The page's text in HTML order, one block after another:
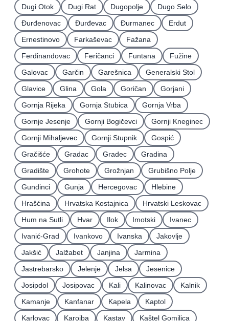
Dugi Otok
Dugi Rat Dugopolje
Dugo Selo
Ðurđenovac
Ðurđevac Ðurmanec
Erdut
Ernestinovo
Farkaševac
Fažana
Ferdinandovac
Feričanci Funtana
Fužine
Galovac
Garčin Garešnica
Generalski Stol
Glavice
Glina Gola Goričan
Gorjani
Gornja Rijeka
Gornja Stubica
Gornja Vrba
Gornje Jesenje
Gornji Bogičevci
Gornji Kneginec
Gornji Mihaljevec
Gornji Stupnik
Gospić
Gračišće
Gradac Gradec
Gradina
Gradište
Grohote Grožnjan
Grubišno Polje
Gundinci
Gunja Hercegovac
Hlebine
Hrašćina
Hrvatska Kostajnica
Hrvatski Leskovac
Hum na Sutli
Hvar Ilok Imotski
Ivanec
Ivanić-Grad
Ivankovo Ivanska
Jakovlje
Jakšić
Jalžabet Janjina
Jarmina
Jastrebarsko
Jelenje Jelsa
Jesenice
Josipdol
Josipovac Kali Kalinovac
Kalnik
Kamanje
Kanfanar Kapela
Kaptol
Karlovac
Karojba Kastav Kaštel Gomilica